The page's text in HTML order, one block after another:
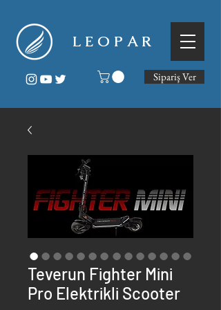
L E O P A R
Sipariş Ver
Teverun Fighter Mini
Pro Elektrikli Scooter